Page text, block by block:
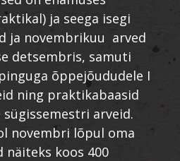
ja seega isegi
ja novembrikuu arved
detsembris, samuti
õppejõududele I
ning praktikabaasid
arveid.
novembri lõpul oma
näiteks koos 400